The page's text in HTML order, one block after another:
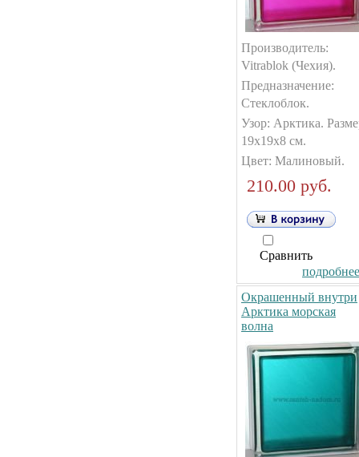
Производитель:
Vitrablok (Чехия).
Предназначение:
Стеклоблок.
Узор: Арктика.
19х19х8 см.
Цвет: Малиновый.
210.00 руб.
Сравнить
Окрашенный внутри
Арктика морская
волна